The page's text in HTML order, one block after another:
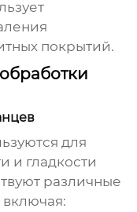
покрытий.
для
и гладкости
различные